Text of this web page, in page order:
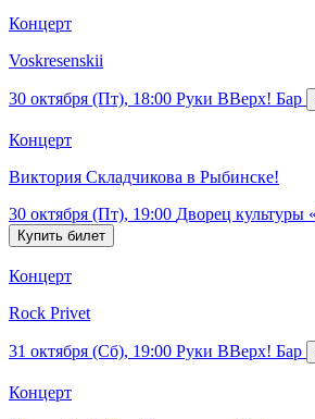
Концерт
Voskresenskii
30 октября (Пт), 18:00 Руки ВВерх! Бар
Концерт
Виктория Складчикова в Рыбинске!
30 октября (Пт), 19:00 Дворец культуры
Концерт
Rock Privet
31 октября (Сб), 19:00 Руки ВВерх! Бар
Концерт